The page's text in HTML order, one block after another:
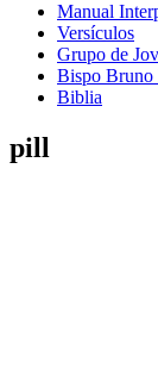
Manual
Versículos
Grupo de
Bispo Bruno
Biblia
pill